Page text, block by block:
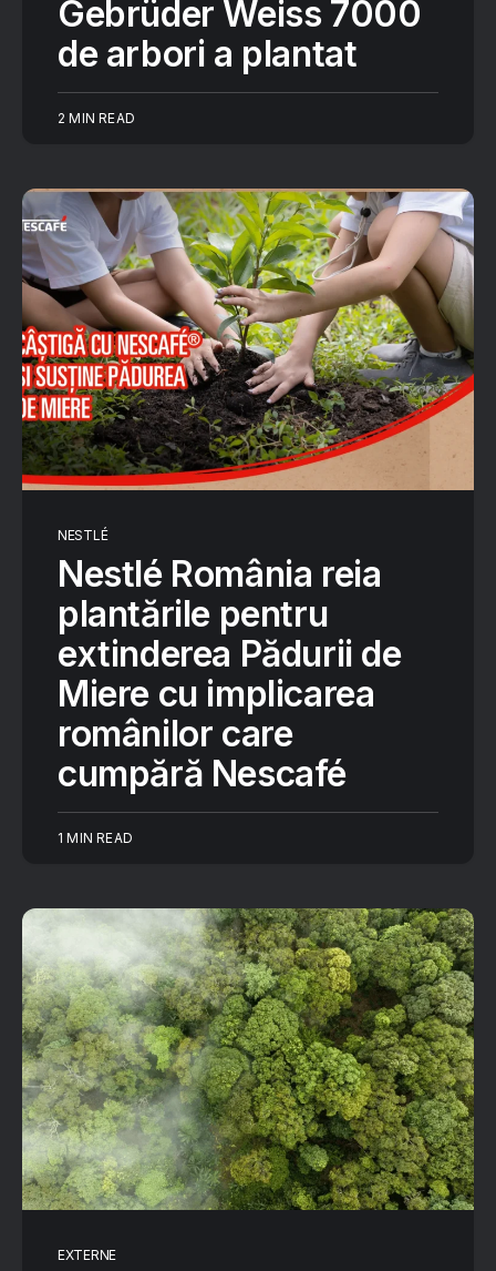
Gebrüder Weiss 7000
de arbori a plantat
2 MIN READ
NESTLÉ
Nestlé România reia
plantările pentru
extinderea Pădurii de
Miere cu implicarea
românilor care
cumpără Nescafé
1 MIN READ
EXTERNE